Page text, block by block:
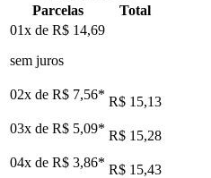
Parcelas
Total
01x de R$ 14,69
sem juros
02x de R$ 7,56* R$ 15,13
03x de R$ 5,09* R$ 15,28
04x de R$ 3,86* R$ 15,43